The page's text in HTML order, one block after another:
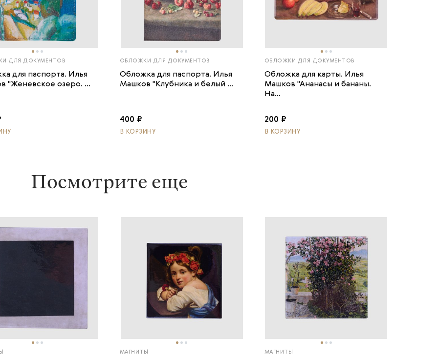
ДЛЯ ДОКУМЕНТОВ
для паспорта. Илья
"Женевское озеро. ...
ОБЛОЖКИ ДЛЯ ДОКУМЕНТОВ
Обложка для паспорта. Илья
Машков "Клубника и белый ...
400 ₽
В КОРЗИНУ
ОБЛОЖКИ ДЛЯ ДОКУМЕНТОВ
Обложка для карты. Илья
Машков "Ананасы и бананы.
На...
200 ₽
В КОРЗИНУ
Посмотрите еще
МАГНИТЫ МАГНИТЫ